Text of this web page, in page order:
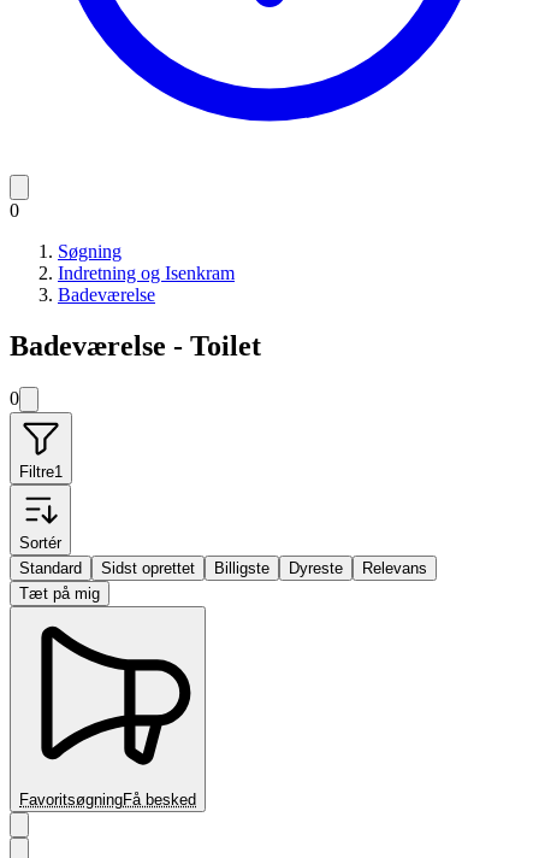
0
Søgning
Indretning og Isenkram
Badeværelse
Badeværelse - Toilet
0
Filtre1
Sortér
Standard
Sidst oprettet Billigste Dyreste
Relevans
Tæt på mig
FavoritsøgningFå besked